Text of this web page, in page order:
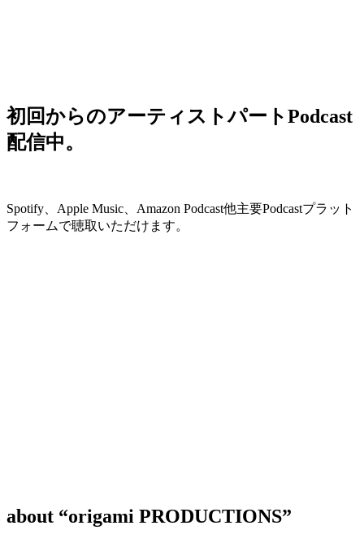
初回からのアーティストパートPodcast
配信中。
Spotify、Apple Music、Amazon Podcast他主要Podcastプラット
フォームで聴取いただけます。
about “origami PRODUCTIONS”